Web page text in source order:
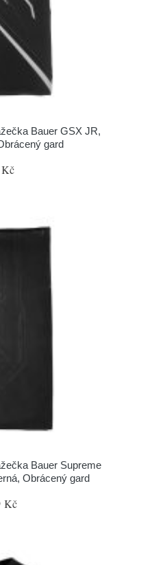
Bauer GSX JR,
gard
Bauer Supreme
Obrácený gard
Kč